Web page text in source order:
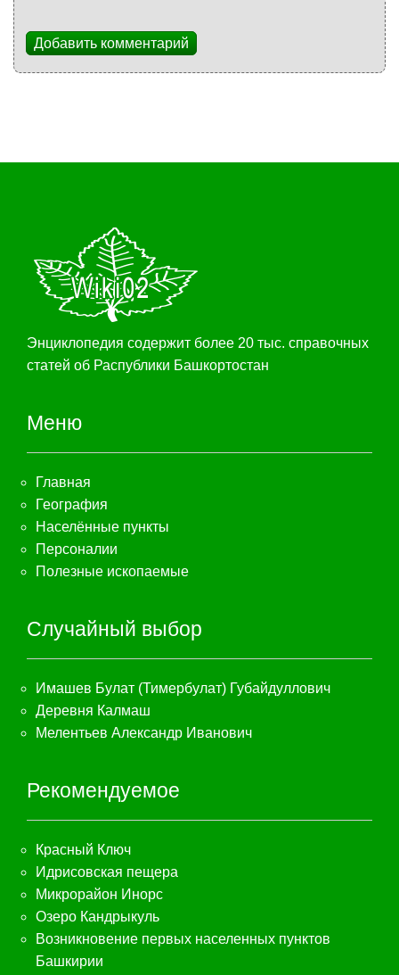
Добавить комментарий
Энциклопедия содержит более 20 тыс. справочных
статей об Распублики Башкортостан
Меню
Главная
География
Населённые пункты
Персоналии
Полезные ископаемые
Случайный выбор
Имашев Булат (Тимербулат) Губайдуллович
Деревня Калмаш
Мелентьев Александр Иванович
Рекомендуемое
Красный Ключ
Идрисовская пещера
Микрорайон Инорс
Озеро Кандрыкуль
Возникновение первых населенных пунктов
Башкирии